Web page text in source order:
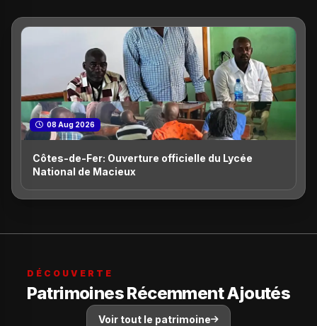
08 Aug 2026
Côtes-de-Fer: Ouverture officielle du Lycée
National de Macieux
DÉCOUVERTE
Patrimoines Récemment Ajoutés
Voir tout le patrimoine